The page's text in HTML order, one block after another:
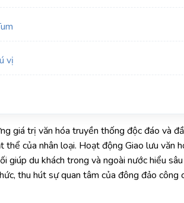
vị
giá trị văn hóa truyền thống độc đáo và
của nhân loại. Hoạt động Giao lưu văn
giúp du khách trong và ngoài nước hiểu
thu hút sự quan tâm của đông đảo công